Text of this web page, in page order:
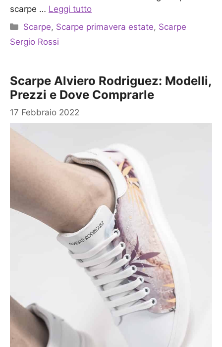
scarpe … Leggi tutto
Categorie
Scarpe, Scarpe primavera estate, Scarpe
Sergio Rossi
Scarpe Alviero Rodriguez: Modelli,
Prezzi e Dove Comprarle
17 Febbraio 2022